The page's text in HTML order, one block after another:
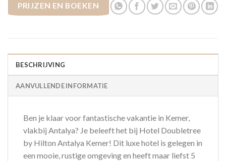
PRIJZEN EN BOEKEN
BESCHRIJVING
AANVULLENDE INFORMATIE
Ben je klaar voor fantastische vakantie in Kemer,
vlakbij Antalya? Je beleeft het bij Hotel Doubletree
by Hilton Antalya Kemer! Dit luxe hotel is gelegen in
een mooie, rustige omgeving en heeft maar liefst 5